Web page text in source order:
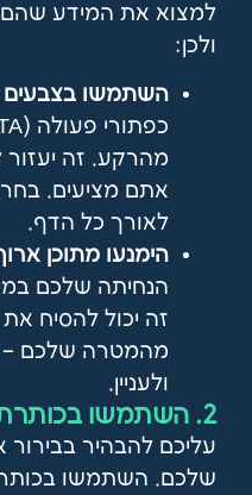
למצוא את המידע שהם
ולכן:
השתמשו בצבעים
מהרקע. זה יעזור
לאורך כל הדף.
הימנעו מתוכן
הנחיתה שלכם
זה יכול להסיח
מהמטרה שלכם –
ולעניין.
2. השתמשו בכותרת קצרה עם הבטחה
עליכם להבהיר
שלכם. השתמשו